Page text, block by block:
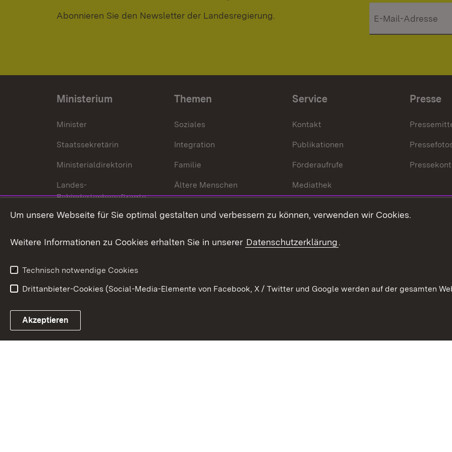
Abonnieren Sie den Newsletter der Landesregierung.
Ministerium
Minister
Staatssekretärin
Ministerialdirektorin
Landes-
Behindertenbeauftragte
Bürgerreferent
Karriere
Themen
Soziales
Integration
Familie
Ältere Menschen
Behinderungen
Bürgerengagement
Service
Kontakt
Publikationen
Förderaufrufe
Mediathek
Presse
Link zum Landesportal
Um unsere Webseite für Sie optimal gestalten und verbessern zu können, verwenden wir Cookies.
Weitere Informationen zu Cookies erhalten Sie in unserer Datenschutzerklärung.
Technisch notwendige Cookies
Drittanbieter-Cookies (Social-Media-Elemente von Facebook, X / Twitter und Google werden auf der gesamten
Akzeptieren